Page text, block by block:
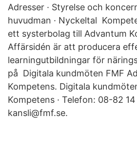
Adresser · Styrelse och
huvudman · Nyckeltal
ett systerbolag till Advantum
Affärsidén är att producera
learningutbildningar för
på Digitala kundmöten FMF
Kompetens. Digitala
Kompetens · Telefon: 08-82
kansli@fmf.se.